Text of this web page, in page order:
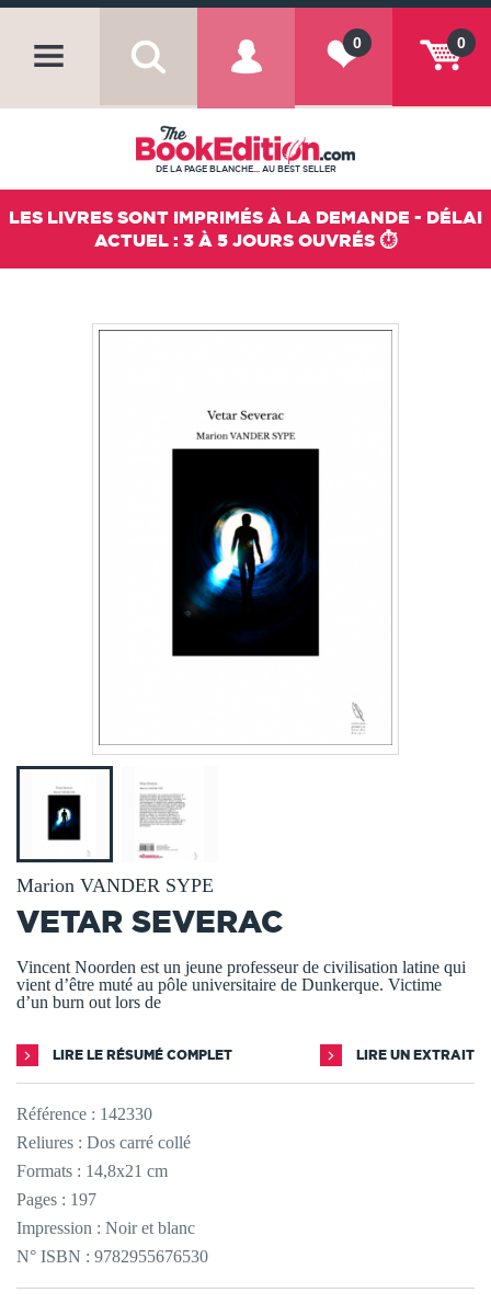
0
0
DE LA PAGE BLANCHE... AU BEST SELLER
LES LIVRES SONT IMPRIMÉS À LA DEMANDE - DÉLAI
ACTUEL : 3 À 5 JOURS OUVRÉS ⏱️
Marion VANDER SYPE
VETAR SEVERAC
Vincent Noorden est un jeune professeur de civilisation latine qui
vient d’être muté au pôle universitaire de Dunkerque. Victime
d’un burn out lors de
LIRE LE RÉSUMÉ COMPLET LIRE UN EXTRAIT
Référence : 142330
Reliures : Dos carré collé
Formats : 14,8x21 cm
Pages : 197
Impression : Noir et blanc
N° ISBN : 9782955676530